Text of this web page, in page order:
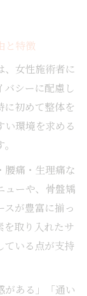
と特徴
、女性施術者に
バシーに配慮し
に初めて整体を
い環境を求める
腰痛・生理痛な
ューや、骨盤矯
が豊富に揃っ
を取り入れたサ
ている点が支持
がある」「通い